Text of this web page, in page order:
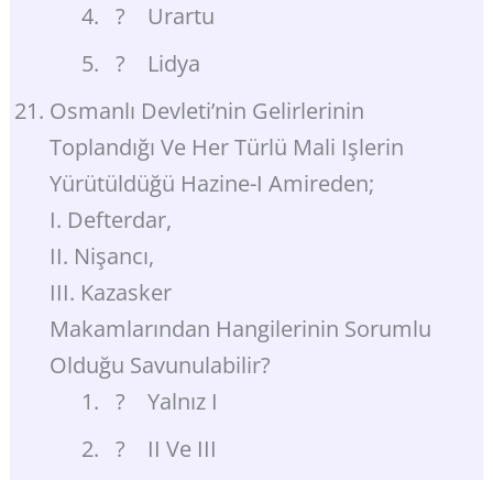
? Urartu
? Lidya
Osmanlı Devleti’nin Gelirlerinin
Toplandığı Ve Her Türlü Mali Işlerin
Yürütüldüğü Hazine-I Amireden;
I. Defterdar,
II. Nişancı,
III. Kazasker
Makamlarından Hangilerinin Sorumlu
Olduğu Savunulabilir?
? Yalnız I
? II Ve III